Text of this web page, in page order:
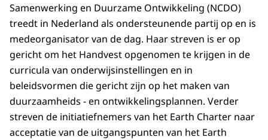
Samenwerking en Duurzame Ontwikkeling (NCDO)
treedt in Nederland als ondersteunende partij op en is
medeorganisator van de dag. Haar streven is er op
gericht om het Handvest opgenomen te krijgen in de
curricula van onderwijsinstellingen en in
beleidsvormen die gericht zijn op het maken van
duurzaamheids - en ontwikkelingsplannen. Verder
streven de initiatiefnemers van het Earth Charter naar
acceptatie van de uitgangspunten van het Earth